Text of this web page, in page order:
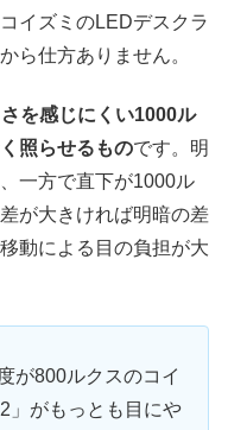
イズミのLEDデスクラ
ら仕方ありません。
を感じにくい1000ル
照らせるものです。明
一方で直下が1000ル
が大きければ明暗の差
動による目の負担が大
が800ルクスのコイ
」がもっとも目にや